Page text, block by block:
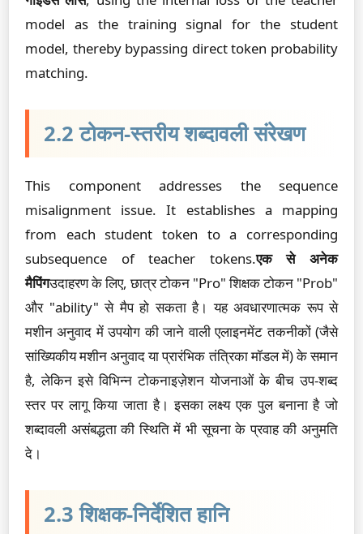
model as the training signal for the student
model, thereby bypassing direct token probability
matching.
2.2 टोकन-स्तरीय शब्दावली संरेखण
This component addresses the sequence
misalignment issue. It establishes a mapping
from each student token to a corresponding
subsequence of teacher tokens.एक से अनेक
मैपिंगउदाहरण के लिए, छात्र टोकन "Pro" शिक्षक टोकन "Prob"
और "ability" से मैप हो सकता है। यह अवधारणात्मक रूप से
मशीन अनुवाद में उपयोग की जाने वाली एलाइनमेंट तकनीकों (जैसे
सांख्यिकीय मशीन अनुवाद या प्रारंभिक तंत्रिका मॉडल में) के समान
है, लेकिन इसे विभिन्न टोकनाइज़ेशन योजनाओं के बीच उप-शब्द
स्तर पर लागू किया जाता है। इसका लक्ष्य एक पुल बनाना है जो
शब्दावली असंबद्धता की स्थिति में भी सूचना के प्रवाह की अनुमति
दे।
2.3 शिक्षक-निर्देशित हानि